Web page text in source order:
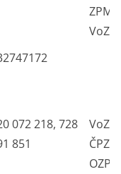
VoZP
072 218, 728
851
VoZP
ČPZP
OZP